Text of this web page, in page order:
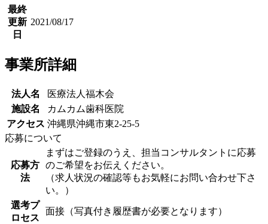
最終
更新
日
2021/08/17
事業所詳細
法人名
医療法人福木会
施設名
カムカム歯科医院
アクセス 沖縄県沖縄市東2-25-5
応募について
応募方
法
まずはご登録のうえ、担当コンサルタントに応募
のご希望をお伝えください。
（求人状況の確認等もお気軽にお問い合わせ下さ
い。）
選考プ
ロセス
面接（写真付き履歴書が必要となります）